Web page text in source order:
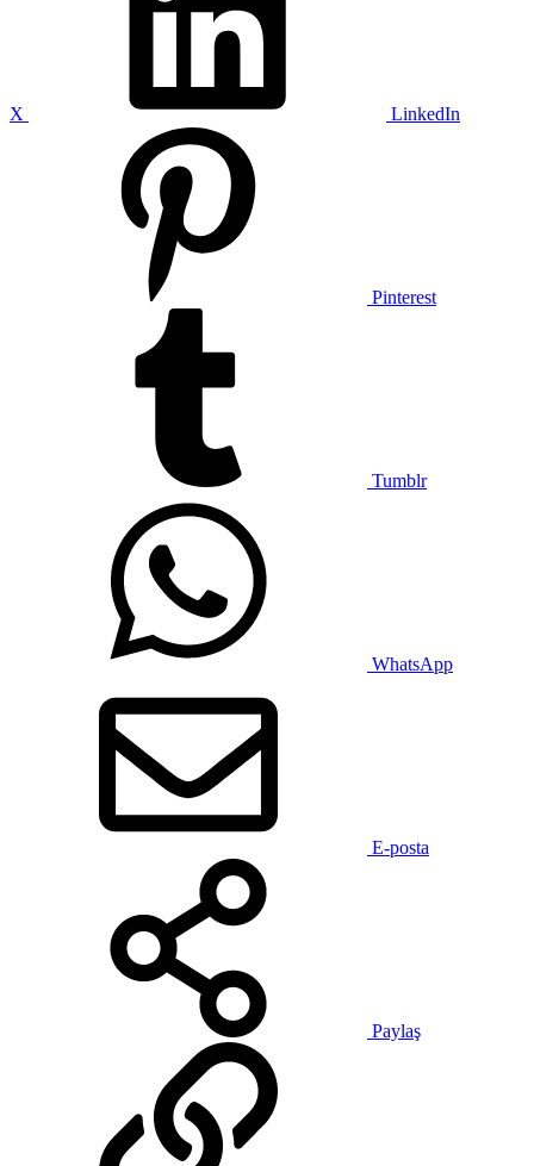
X LinkedIn
Pinterest
Tumblr
WhatsApp
E-posta
Paylaş